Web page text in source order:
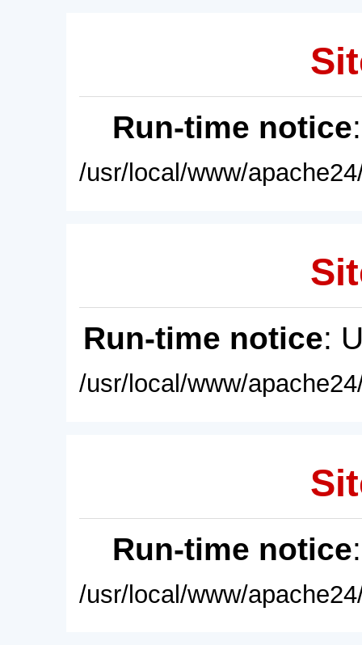
Run-time notice
/usr/local/www/
Run-time notice:
/usr/local/www/
Run-time notice
/usr/local/www/